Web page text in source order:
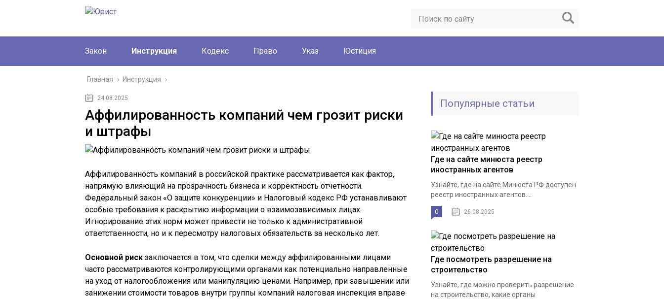
Закон Инструкция Кодекс Право Указ Юстиция
Главная › Инструкция ›
24.08.2025
Аффилированность компаний чем грозит риски
и штрафы
Аффилированность компаний в российской практике рассматривается как фактор,
напрямую влияющий на прозрачность бизнеса и корректность отчетности.
Федеральный закон «О защите конкуренции» и Налоговый кодекс РФ устанавливают
особые требования к раскрытию информации о взаимозависимых лицах.
Игнорирование этих норм может привести не только к административной
ответственности, но и к пересмотру налоговых обязательств за несколько лет.
Основной риск заключается в том, что сделки между аффилированными лицами
часто рассматриваются контролирующими органами как потенциально направленные
на уход от налогообложения или манипуляцию ценами. Например, при завышении или
занижении стоимости товаров внутри группы компаний налоговая инспекция вправе
Популярные статьи
Где на сайте минюста реестр
иностранных агентов
Узнайте, где на сайте Минюста РФ доступен
реестр иностранных агентов....
0 26.08.2025
Где посмотреть разрешение на
строительство
Узнайте, где можно проверить разрешение
на строительство, какие органы